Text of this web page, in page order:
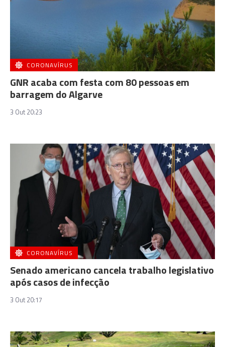
CORONAVÍRUS
GNR acaba com festa com 80 pessoas em
barragem do Algarve
3 Out 20:23
CORONAVÍRUS
Senado americano cancela trabalho legislativo
após casos de infecção
3 Out 20:17